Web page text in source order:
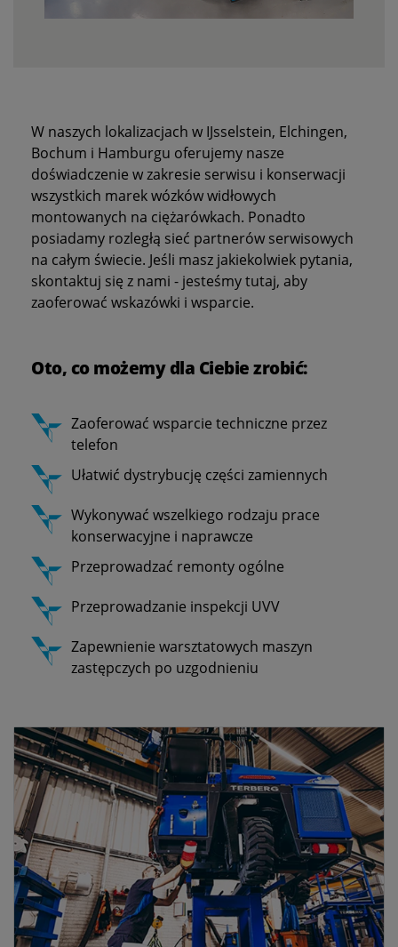
W naszych lokalizacjach w IJsselstein, Elchingen,
Bochum i Hamburgu oferujemy nasze
doświadczenie w zakresie serwisu i konserwacji
wszystkich marek wózków widłowych
montowanych na ciężarówkach. Ponadto
posiadamy rozległą sieć partnerów serwisowych
na całym świecie. Jeśli masz jakiekolwiek pytania,
skontaktuj się z nami - jesteśmy tutaj, aby
zaoferować wskazówki i wsparcie.
Oto, co możemy dla Ciebie zrobić:
Zaoferować wsparcie techniczne przez
telefon
Ułatwić dystrybucję części zamiennych
Wykonywać wszelkiego rodzaju prace
konserwacyjne i naprawcze
Przeprowadzać remonty ogólne
Przeprowadzanie inspekcji UVV
Zapewnienie warsztatowych maszyn
zastępczych po uzgodnieniu